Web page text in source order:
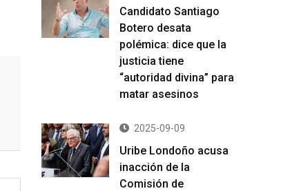
Candidato Santiago
Botero desata
polémica: dice que la
justicia tiene
“autoridad divina” para
matar asesinos
2025-09-09
Uribe Londoño acusa
inacción de la
Comisión de